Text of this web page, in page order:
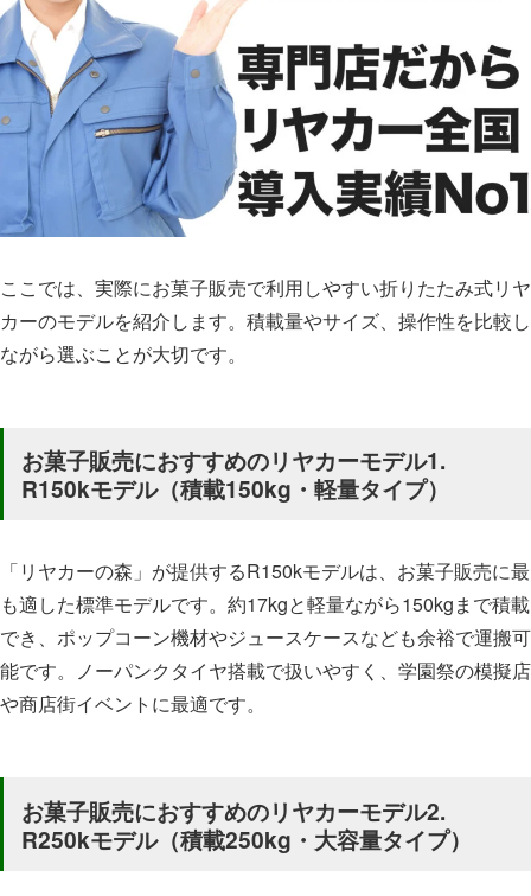
ここでは、実際にお菓子販売で利用しやすい折りたたみ式リヤ
カーのモデルを紹介します。積載量やサイズ、操作性を比較し
ながら選ぶことが大切です。
お菓子販売におすすめのリヤカーモデル1.
R150kモデル（積載150kg・軽量タイプ）
「リヤカーの森」が提供するR150kモデルは、お菓子販売に最
も適した標準モデルです。約17kgと軽量ながら150kgまで積載
でき、ポップコーン機材やジュースケースなども余裕で運搬可
能です。ノーパンクタイヤ搭載で扱いやすく、学園祭の模擬店
や商店街イベントに最適です。
お菓子販売におすすめのリヤカーモデル2.
R250kモデル（積載250kg・大容量タイプ）